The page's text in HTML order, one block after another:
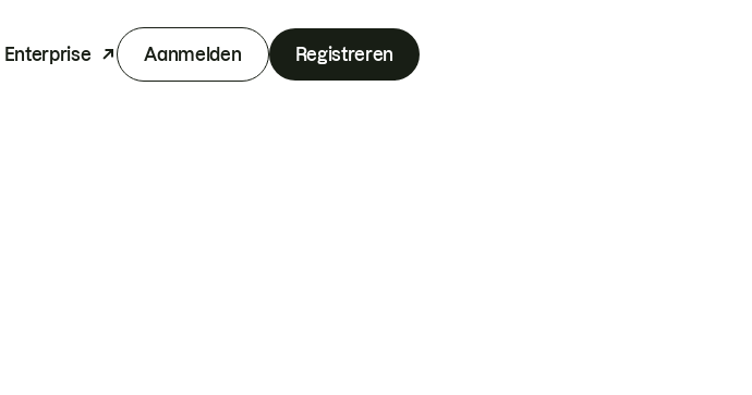
Enterprise Aanmelden Registreren